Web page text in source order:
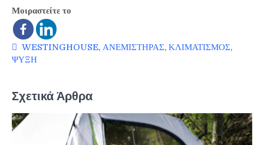
Μοιραστείτε το
WESTINGHOUSE, ΑΝΕΜΙΣΤΗΡΑΣ, ΚΛΙΜΑΤΙΣΜΟΣ,
ΨΥΞΗ
Σχετικά Άρθρα